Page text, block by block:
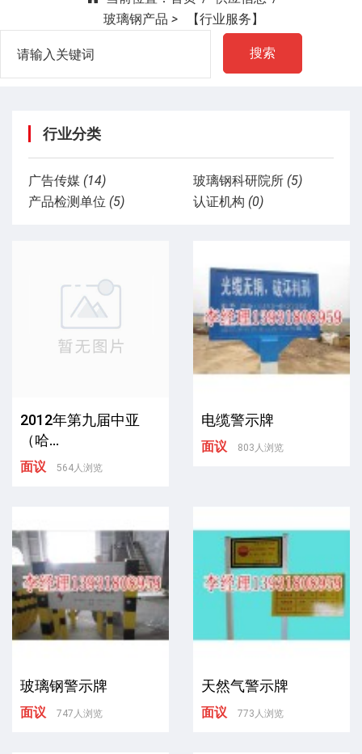
玻璃钢产品 > 【行业服务】
搜索
行业分类
广告传媒 (14) 玻璃钢科研院所 (5)
产品检测单位 (5) 认证机构 (0)
2012年第九届中亚
（哈...
面议 564人浏览
电缆警示牌
面议 803人浏览
玻璃钢警示牌
面议 747人浏览
天然气警示牌
面议 773人浏览